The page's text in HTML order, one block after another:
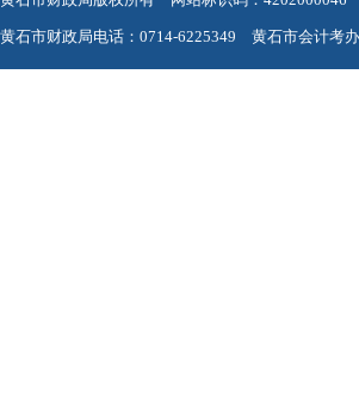
黄石市财政局电话：0714-6225349 黄石市会计考